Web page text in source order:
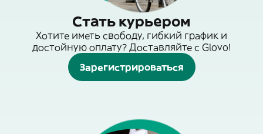
Стать курьером
Хотите иметь свободу, гибкий график и
достойную оплату? Доставляйте с Glovo!
Зарегистрироваться